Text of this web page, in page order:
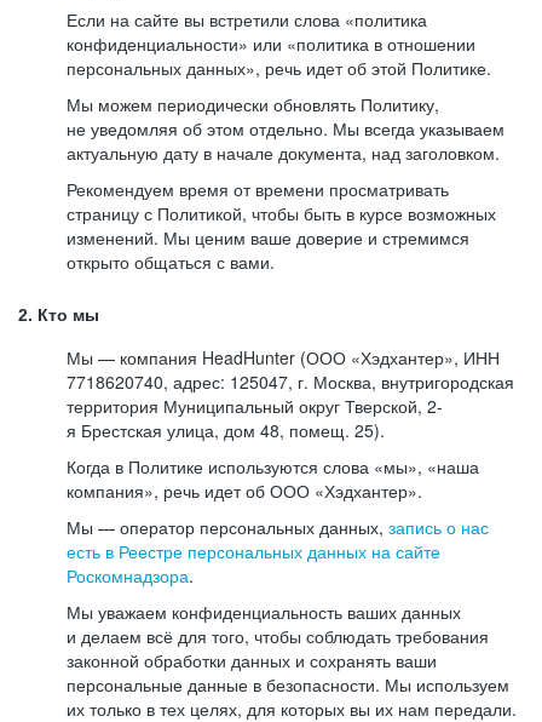
Если на сайте вы встретили слова «политика
конфиденциальности» или «политика в отношении
персональных данных», речь идет об этой Политике.
Мы можем периодически обновлять Политику,
не уведомляя об этом отдельно. Мы всегда указываем
актуальную дату в начале документа, над заголовком.
Рекомендуем время от времени просматривать
страницу с Политикой, чтобы быть в курсе возможных
изменений. Мы ценим ваше доверие и стремимся
открыто общаться с вами.
2. Кто мы
Мы — компания HeadHunter (ООО «Хэдхантер», ИНН
7718620740, адрес: 125047, г. Москва, внутригородская
территория Муниципальный округ Тверской, 2-
я Брестская улица, дом 48, помещ. 25).
Когда в Политике используются слова «мы», «наша
компания», речь идет об ООО «Хэдхантер».
Мы — оператор персональных данных, запись о нас
есть в Реестре персональных данных на сайте
Роскомнадзора.
Мы уважаем конфиденциальность ваших данных
и делаем всё для того, чтобы соблюдать требования
законной обработки данных и сохранять ваши
персональные данные в безопасности. Мы используем
их только в тех целях, для которых вы их нам передали.